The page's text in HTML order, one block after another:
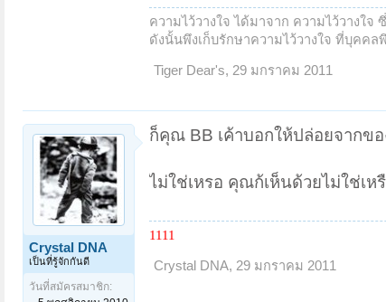
ความไว้วางใจ ได้มาจาก ความไว้วางใ
ดังนั้นพึงเก็บรักษาความไว้วางใจ ที่บุคค
Tiger Dear's, 29 มกราคม 2011
Crystal DNA
เป็นที่รู้จักกันดี
วันที่สมัครสมาชิก:
ก็คุณ BB เค้าบอกให้ปล่อยจากขอ
ไม่ใช่เหรอ คุณก้เห็นด้วยไม่ใช่เ
1111
Crystal DNA, 29 มกราคม 2011